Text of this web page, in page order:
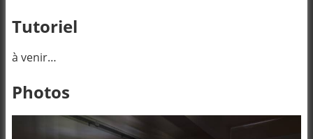
Tutoriel
à venir…
Photos